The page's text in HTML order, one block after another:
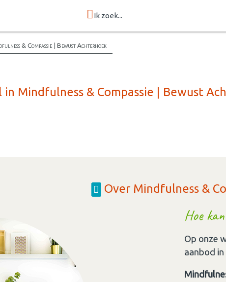
Ik zoek...
& Compassie | Bewust Achterhoek
Mindfulness & Compassie | Bewust
Over Mindfulness &
Hoe
Op onze
aanbod